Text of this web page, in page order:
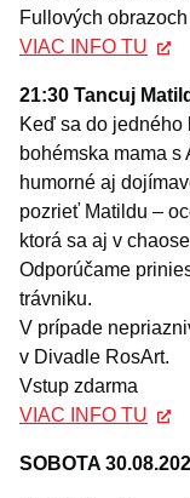
Fullových
VIAC INFO TU
21:30 Tancuj
Keď sa do jedného
bohémska mama
humorné aj
pozrieť Matildu –
ktorá sa aj v
Odporúčame
trávniku.
V prípade
v Divadle RosArt.
Vstup zdarma
VIAC INFO TU
SOBOTA